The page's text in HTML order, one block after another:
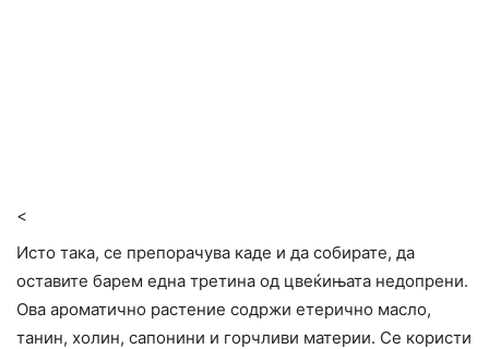
<
Исто така, се препорачува каде и да собирате, да
оставите барем една третина од цвеќињата недопрени.
Ова ароматично растение содржи етерично масло,
танин, холин, сапонини и горчливи материи. Се користи